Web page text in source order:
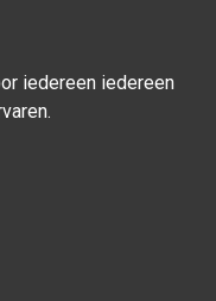
iedereen iedereen